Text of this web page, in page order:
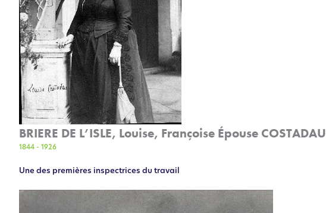
BRIERE DE L’ISLE, Louise, Françoise Épouse COSTADAU
1844 - 1926
Une des premières inspectrices du travail